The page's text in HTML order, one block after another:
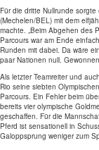
Für die dritte Nullrunde
(Mechelen/BEL) mit dem
machte. „Beim Abgehen des
Parcours war am Ende
Runden mit dabei. Da wäre
paar Nationen null.
Als letzter Teamreiter und
Rio seine siebten
Parcours. Ein Fehler beim
bereits vier olympische
geschaffen. Für die
Pferd ist sensationell in
Galoppsprung weniger zum